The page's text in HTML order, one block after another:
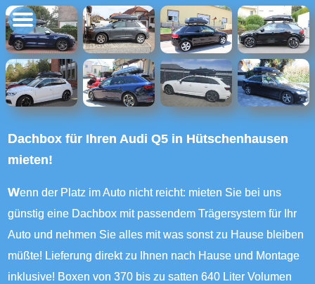
Dachbox für Ihren Audi Q5 in Hütschenhausen
mieten!
Wenn der Platz im Auto nicht reicht: mieten Sie bei uns
günstig eine Dachbox mit passendem Trägersystem für Ihr
Auto und nehmen Sie alles mit was sonst zu Hause bleiben
müßte! Lieferung direkt zu Ihnen nach Hause und Montage
inklusive! Boxen von 370 bis zu satten 640 Liter Volumen